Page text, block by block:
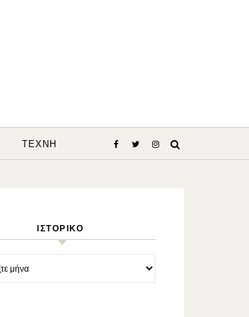
ΤΈΧΝΗ
ΙΣΤΟΡΙΚΌ